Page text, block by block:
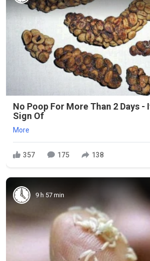
No Poop For More Than 2 Days -
Sign Of
More
357 175 138
9 h 57 min